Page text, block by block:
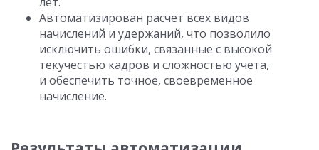
Автоматизирован расчет всех видов
начислений и удержаний, что позволило
исключить ошибки, связанные с высокой
текучестью кадров и сложностью учета,
и обеспечить точное, своевременное
начисление.